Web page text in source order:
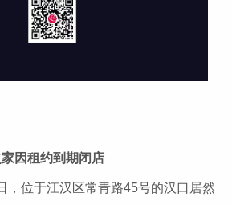
因租约到期闭店
位于江汉区常青路45号的汉口居然